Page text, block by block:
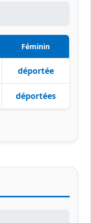
Féminin
déportée
déportées